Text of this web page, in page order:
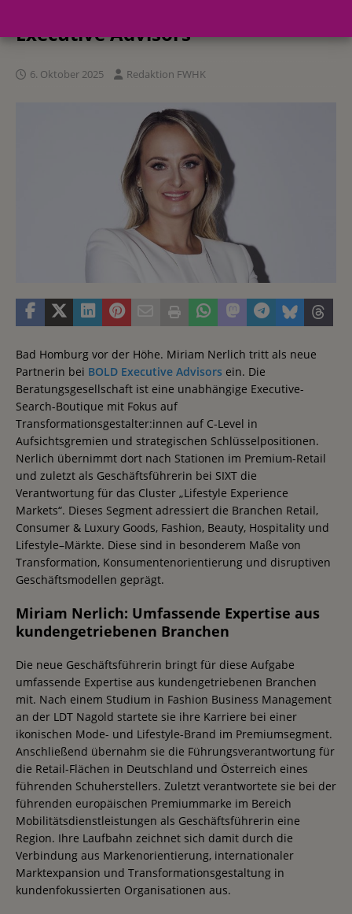
Executive Advisors
6. Oktober 2025 Redaktion FWHK
Bad Homburg vor der Höhe. Miriam Nerlich tritt als neue
Partnerin bei BOLD Executive Advisors ein. Die
Beratungsgesellschaft ist eine unabhängige Executive-
Search-Boutique mit Fokus auf
Transformationsgestalter:innen auf C-Level in
Aufsichtsgremien und strategischen Schlüsselpositionen.
Nerlich übernimmt dort nach Stationen im Premium-Retail
und zuletzt als Geschäftsführerin bei SIXT die
Verantwortung für das Cluster „Lifestyle Experience
Markets“. Dieses Segment adressiert die Branchen Retail,
Consumer & Luxury Goods, Fashion, Beauty, Hospitality und
Lifestyle–Märkte. Diese sind in besonderem Maße von
Transformation, Konsumentenorientierung und disruptiven
Geschäftsmodellen geprägt.
Miriam Nerlich: Umfassende Expertise aus
kundengetriebenen Branchen
Die neue Geschäftsführerin bringt für diese Aufgabe
umfassende Expertise aus kundengetriebenen Branchen
mit. Nach einem Studium in Fashion Business Management
an der LDT Nagold startete sie ihre Karriere bei einer
ikonischen Mode- und Lifestyle-Brand im Premiumsegment.
Anschließend übernahm sie die Führungsverantwortung für
die Retail-Flächen in Deutschland und Österreich eines
führenden Schuherstellers. Zuletzt verantwortete sie bei der
führenden europäischen Premiummarke im Bereich
Mobilitätsdienstleistungen als Geschäftsführerin eine
Region. Ihre Laufbahn zeichnet sich damit durch die
Verbindung aus Markenorientierung, internationaler
Marktexpansion und Transformationsgestaltung in
kundenfokussierten Organisationen aus.